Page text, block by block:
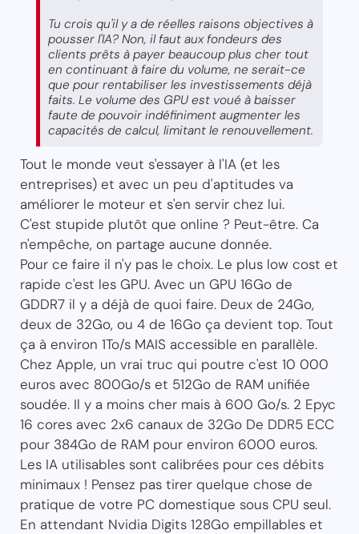
Tu crois qu'il y a de réelles raisons objectives à
pousser l'IA? Non, il faut aux fondeurs des
clients prêts à payer beaucoup plus cher tout
en continuant à faire du volume, ne serait-ce
que pour rentabiliser les investissements déjà
faits. Le volume des GPU est voué à baisser
faute de pouvoir indéfiniment augmenter les
capacités de calcul, limitant le renouvellement.
Tout le monde veut s'essayer à l'IA (et les
entreprises) et avec un peu d'aptitudes va
améliorer le moteur et s'en servir chez lui.
C'est stupide plutôt que online ? Peut-être. Ca
n'empêche, on partage aucune donnée.
Pour ce faire il n'y pas le choix. Le plus low cost et
rapide c'est les GPU. Avec un GPU 16Go de
GDDR7 il y a déjà de quoi faire. Deux de 24Go,
deux de 32Go, ou 4 de 16Go ça devient top. Tout
ça à environ 1To/s MAIS accessible en parallèle.
Chez Apple, un vrai truc qui poutre c'est 10 000
euros avec 800Go/s et 512Go de RAM unifiée
soudée. Il y a moins cher mais à 600 Go/s. 2 Epyc
16 cores avec 2x6 canaux de 32Go De DDR5 ECC
pour 384Go de RAM pour environ 6000 euros.
Les IA utilisables sont calibrées pour ces débits
minimaux ! Pensez pas tirer quelque chose de
pratique de votre PC domestique sous CPU seul.
En attendant Nvidia Digits 128Go empillables et